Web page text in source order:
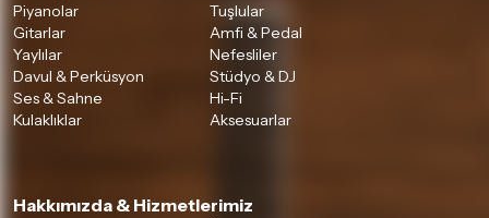
Piyanolar
Tuşlular
Gitarlar
Amfi & Pedal
Yaylılar
Nefesliler
Davul & Perküsyon
Stüdyo & DJ
Ses & Sahne
Hi-Fi
Kulaklıklar
Aksesuarlar
Hakkımızda & Hizmetlerimiz